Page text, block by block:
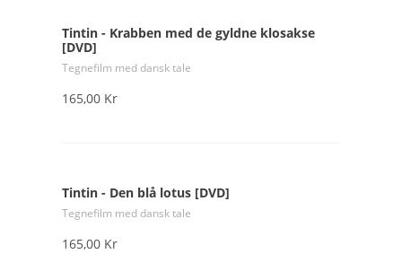
Tintin - Krabben med de gyldne klosakse
[DVD]
Tegnefilm med dansk tale
165,00 Kr
Tintin - Den blå lotus [DVD]
Tegnefilm med dansk tale
165,00 Kr